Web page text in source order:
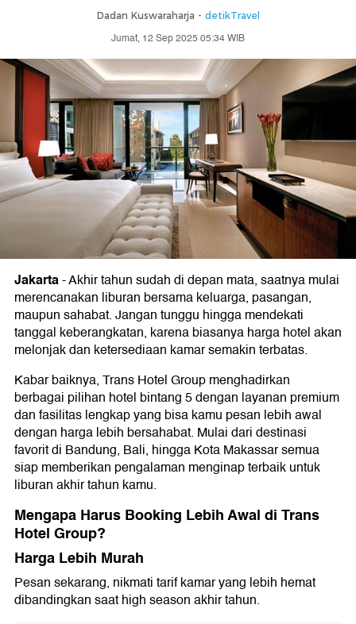
Dadan Kuswaraharja - detikTravel
Jumat, 12 Sep 2025 05:34 WIB
Jakarta-Akhir tahun sudah di depan mata, saatnya mulai
merencanakan liburan bersama keluarga, pasangan,
maupun sahabat. Jangan tunggu hingga mendekati
tanggal keberangkatan, karena biasanya harga hotel akan
melonjak dan ketersediaan kamar semakin terbatas.
Kabar baiknya, Trans Hotel Group menghadirkan
berbagai pilihan hotel bintang 5 dengan layanan premium
dan fasilitas lengkap yang bisa kamu pesan lebih awal
dengan harga lebih bersahabat. Mulai dari destinasi
favorit di Bandung, Bali, hingga Kota Makassar semua
siap memberikan pengalaman menginap terbaik untuk
liburan akhir tahun kamu.
Mengapa Harus Booking Lebih Awal di Trans
Hotel Group?
Harga Lebih Murah
Pesan sekarang, nikmati tarif kamar yang lebih hemat
dibandingkan saat high season akhir tahun.